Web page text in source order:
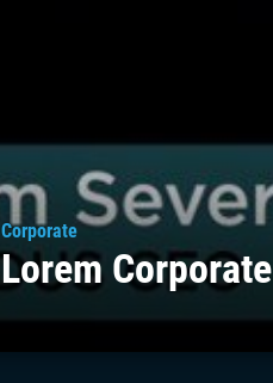
Corporate
Lorem Corporate